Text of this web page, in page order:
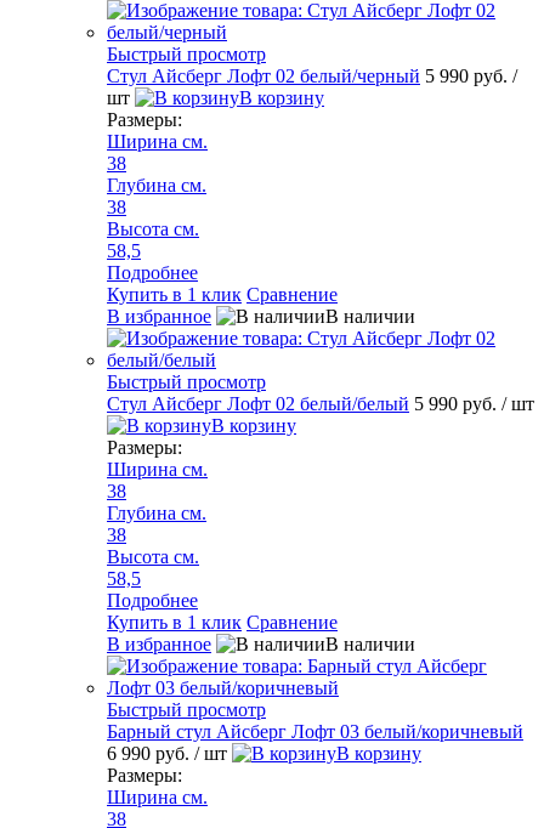
Быстрый просмотр
Стул Айсберг Лофт 02 белый/черный 5 990 руб. /
шт
В корзину
Размеры:
Ширина см.
38
Глубина см.
38
Высота см.
58,5
Подробнее
Купить в 1 клик Сравнение
В избранное
В наличии
Быстрый просмотр
Стул Айсберг Лофт 02 белый/белый 5 990 руб. / шт
В корзину
Размеры:
Ширина см.
38
Глубина см.
38
Высота см.
58,5
Подробнее
Купить в 1 клик Сравнение
В избранное
В наличии
Быстрый просмотр
Барный стул Айсберг Лофт 03 белый/коричневый
6 990 руб. / шт
В корзину
Размеры:
Ширина см.
38